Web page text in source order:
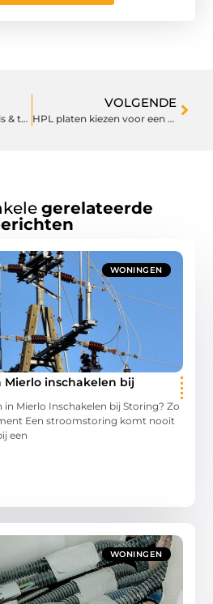
Praktische tips voor huis & tuin die meteen werken
VOLGENDE
HPL platen kiezen voor een strakke afwerking binnen en buiten
gerelateerde
WONINGEN
inschakelen bij
in Mierlo Inschakelen bij Storing? Zo
Een stroomstoring komt nooit
een
WONINGEN